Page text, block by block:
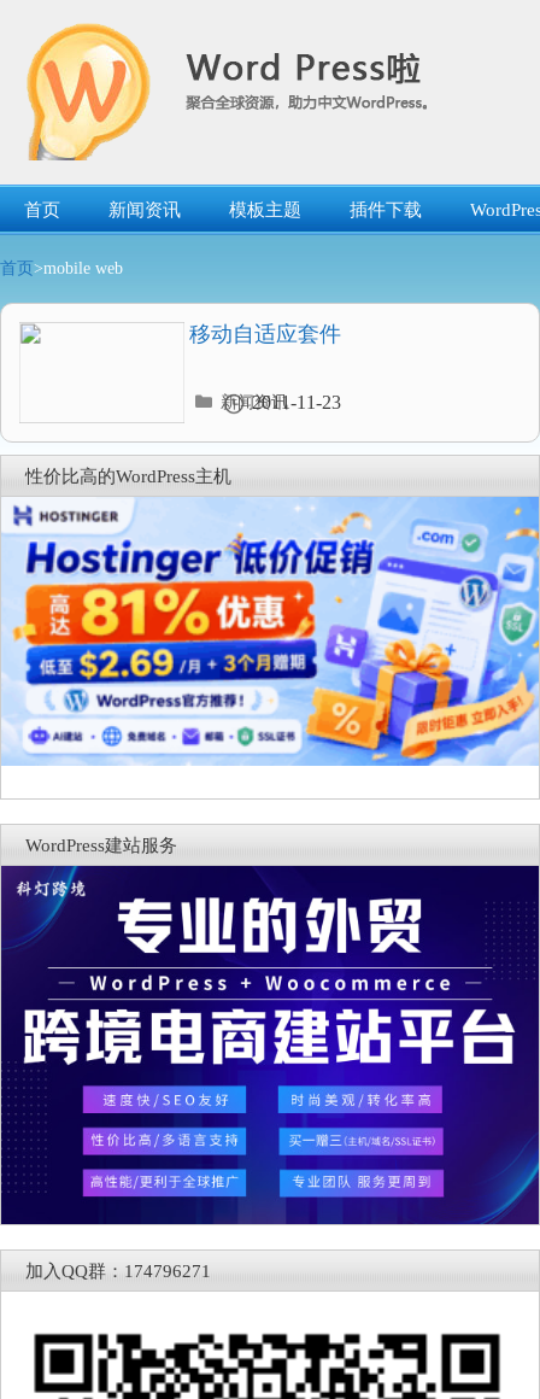
首页 新闻资讯 模板主题 插件下载
首页 >mobile web
移动自适应套件
2011-11-23
分
录
新闻资讯
性价比高的WordPress主机
WordPress建站服务
加入QQ群：174796271